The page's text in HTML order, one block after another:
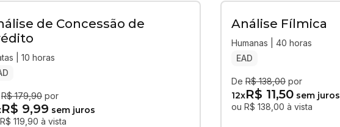
de Concessão de
| 10 horas
R$ 179,90por
R$ 9,99 sem juros
119,90 à vista
Análise Fílmica
Humanas | 40 horas
EAD
De R$ 138,00por
12xR$ 11,50 sem juros
ou R$ 138,00 à vista